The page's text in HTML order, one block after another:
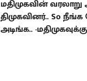
மதிமுகவின்
திமுகவினர்.. So
அடிங்க.. -